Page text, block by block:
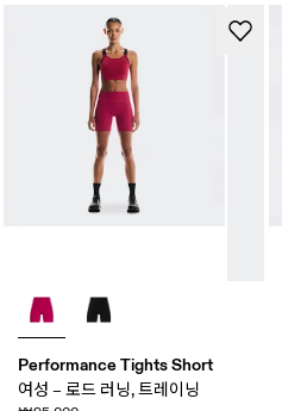
Performance Tights Short
여성 – 로드 러닝, 트레이닝